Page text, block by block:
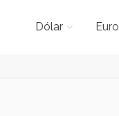
Dólar Euro